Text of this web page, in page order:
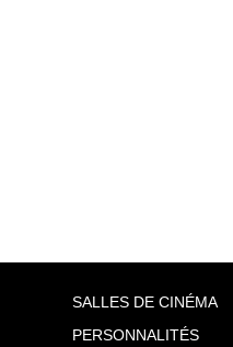
SALLES DE CINÉMA
PERSONNALITÉS